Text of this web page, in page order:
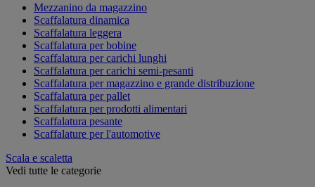
Mezzanino da magazzino
Scaffalatura dinamica
Scaffalatura leggera
Scaffalatura per bobine
Scaffalatura per carichi lunghi
Scaffalatura per carichi semi-pesanti
Scaffalatura per magazzino e grande distribuzione
Scaffalatura per pallet
Scaffalatura per prodotti alimentari
Scaffalatura pesante
Scaffalature per l'automotive
Scala e scaletta
Vedi tutte le categorie